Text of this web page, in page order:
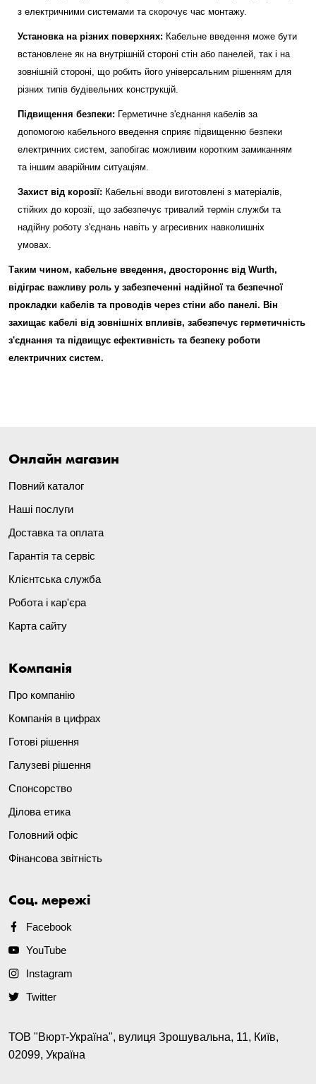
з електричними системами та скорочує час монтажу.
Установка на різних поверхнях: Кабельне введення може бути
встановлене як на внутрішній стороні стін або панелей, так і на
зовнішній стороні, що робить його універсальним рішенням для
різних типів будівельних конструкцій.
Підвищення безпеки: Герметичне з'єднання кабелів за
допомогою кабельного введення сприяє підвищенню безпеки
електричних систем, запобігає можливим коротким замиканням
та іншим аварійним ситуаціям.
Захист від корозії: Кабельні вводи виготовлені з матеріалів,
стійких до корозії, що забезпечує тривалий термін служби та
надійну роботу з'єднань навіть у агресивних навколишніх
умовах.
Таким чином, кабельне введення, двостороннє від Wurth,
відіграє важливу роль у забезпеченні надійної та безпечної
прокладки кабелів та проводів через стіни або панелі. Він
захищає кабелі від зовнішніх впливів, забезпечує герметичність
з'єднання та підвищує ефективність та безпеку роботи
електричних систем.
Онлайн магазин
Повний каталог
Наші послуги
Доставка та оплата
Гарантія та сервіс
Клієнтська служба
Робота і кар'єра
Карта сайту
Компанія
Про компанію
Компанія в цифрах
Готові рішення
Галузеві рішення
Спонсорство
Ділова етика
Головний офіс
Фінансова звітність
Соц. мережі
Facebook
YouTube
Instagram
Twitter
ТОВ "Вюрт-Україна", вулиця Зрошувальна, 11, Київ,
02099, Україна